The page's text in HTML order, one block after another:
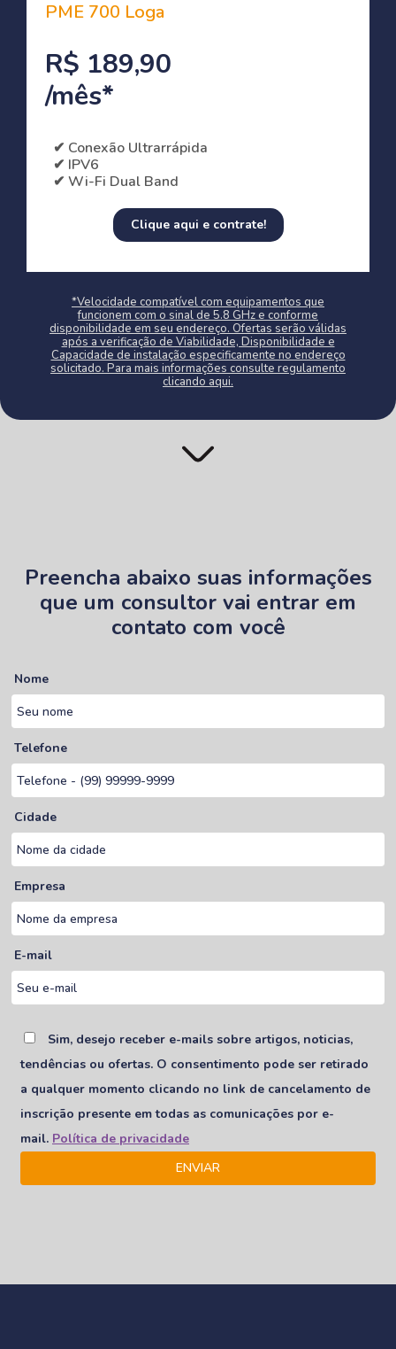
PME 700 Loga
R$ 189,90
/mês*
✔ Conexão Ultrarrápida
✔ IPV6
✔ Wi-Fi Dual Band
Clique aqui e contrate!
*Velocidade compatível com equipamentos que
funcionem com o sinal de 5.8 GHz e conforme
disponibilidade em seu endereço. Ofertas serão válidas
após a verificação de Viabilidade, Disponibilidade e
Capacidade de instalação especificamente no endereço
solicitado. Para mais informações consulte regulamento
clicando aqui.
Preencha abaixo suas informações
que um consultor vai entrar em
contato com você
Nome
Telefone
Cidade
Empresa
E-mail
Sim, desejo receber e-mails sobre artigos, noticias,
tendências ou ofertas. O consentimento pode ser retirado
a qualquer momento clicando no link de cancelamento de
inscrição presente em todas as comunicações por e-
mail. Política de privacidade
ENVIAR